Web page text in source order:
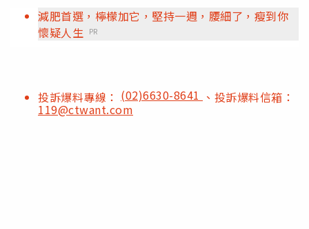
減肥首選，檸檬加它，堅持一週，腰細了，瘦到你
懷疑人生 PR
投訴爆料專線： (02)6630-8641 、投訴爆料信箱：
119@ctwant.com